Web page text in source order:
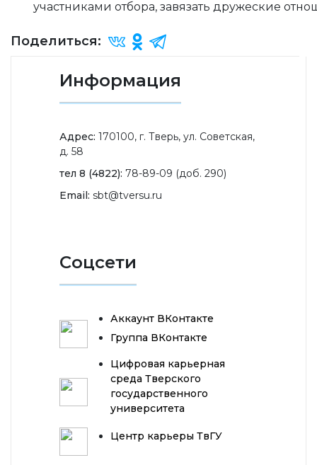
участниками отбора, завязать дружеские
Поделиться:
Информация
Адрес: 170100, г. Тверь, ул. Советская,
д. 58
тел 8 (4822): 78-89-09 (доб. 290)
Email: sbt@tversu.ru
Соцсети
Аккаунт ВКонтакте
Группа ВКонтакте
Цифровая карьерная
среда Тверского
государственного
университета
Центр карьеры ТвГУ